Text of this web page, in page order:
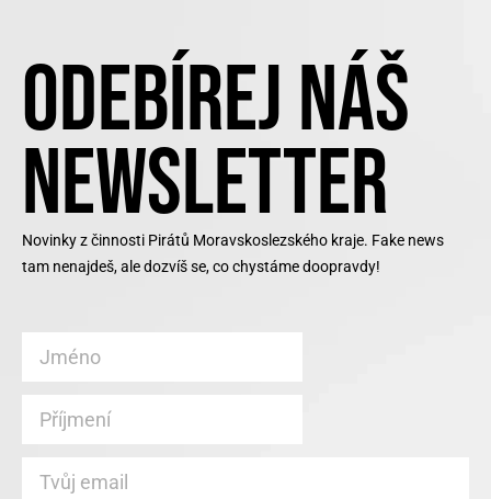
ODEBÍREJ NÁŠ
NEWSLETTER
Novinky z činnosti Pirátů Moravskoslezského kraje. Fake news
tam nenajdeš, ale dozvíš se, co chystáme doopravdy!